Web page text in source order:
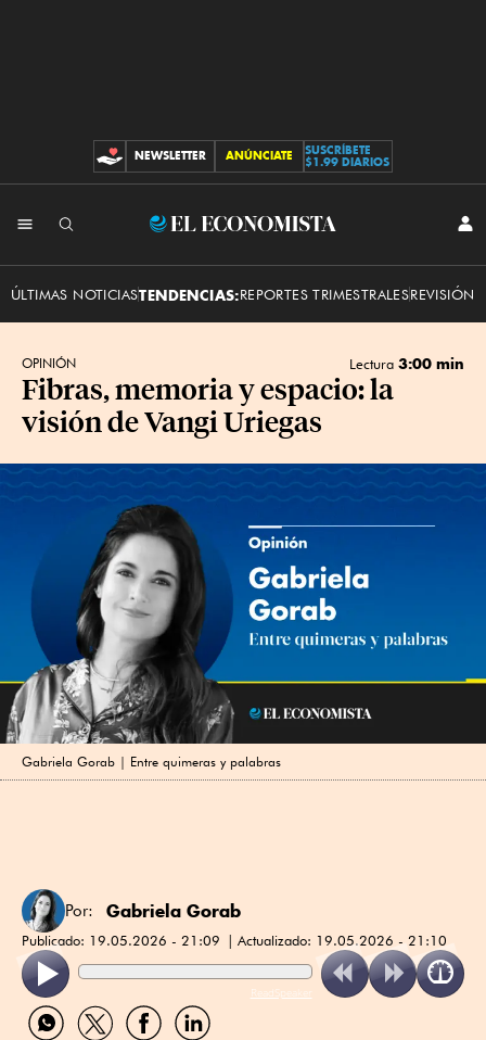
CONTRIBUCIONES
NEWSLETTER ANÚNCIATE
SUSCRÍBETE
$1.99 DIARIOS
El
ÚLTIMAS NOTICIASTENDENCIAS:REPORTES TRIMESTRALESREVISIÓN
OPINIÓN Lectura 3:00 min
Fibras, memoria y espacio: la
visión de Vangi Uriegas
Gabriela Gorab | Entre quimeras y palabras
Por: Gabriela Gorab
Publicado: 19.05.2026 - 21:09 Actualizado: 19.05.2026 - 21:10
ReadSpeaker
Compartir
por
Compartir
por
Compartir
por
Compartir
por